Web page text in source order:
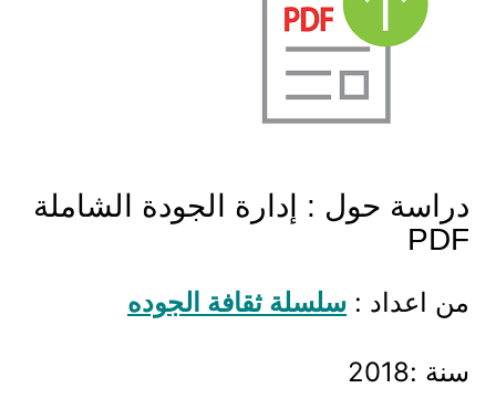
دراسة حول : إدارة الجودة الشاملة
PDF
من اعداد : سلسلة ثقافة الجوده
سنة :2018